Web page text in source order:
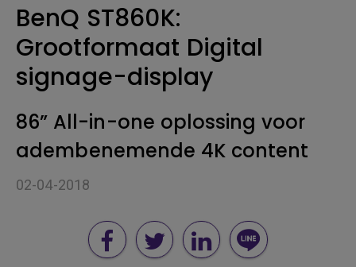
BenQ ST860K:
Grootformaat Digital
signage-display
86” All-in-one oplossing voor
adembenemende 4K content
02-04-2018